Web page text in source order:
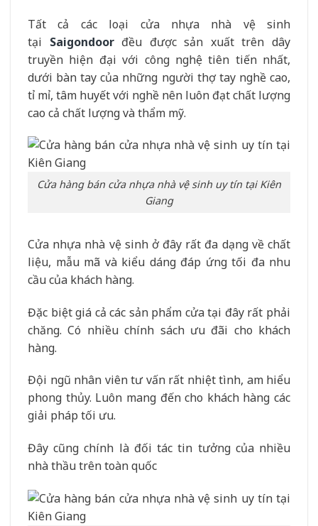
Tất cả các loại cửa nhựa nhà vệ sinh
tại Saigondoor đều được sản xuất trên dây
truyền hiện đại với công nghệ tiên tiến nhất,
dưới bàn tay của những người thợ tay nghề cao,
tỉ mỉ, tâm huyết với nghề nên luôn đạt chất lượng
cao cả chất lượng và thẩm mỹ.
Cửa hàng bán cửa nhựa nhà vệ sinh uy tín tại Kiên
Giang
Cửa nhựa nhà vệ sinh ở đây rất đa dạng về chất
liệu, mẫu mã và kiểu dáng đáp ứng tối đa nhu
cầu của khách hàng.
Đặc biệt giá cả các sản phẩm cửa tại đây rất phải
chăng. Có nhiều chính sách ưu đãi cho khách
hàng.
Đội ngũ nhân viên tư vấn rất nhiệt tình, am hiểu
phong thủy. Luôn mang đến cho khách hàng các
giải pháp tối ưu.
Đây cũng chính là đối tác tin tưởng của nhiều
nhà thầu trên toàn quốc